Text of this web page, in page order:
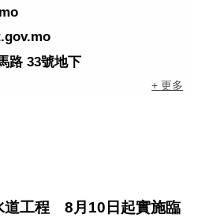
路 33號地下
+ 更多
道工程 8月10日起實施臨